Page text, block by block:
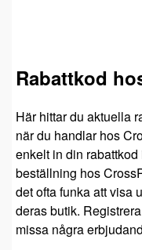
Rabattkod
Här hittar du aktuella
när du handlar hos
enkelt in din
beställning hos
det ofta funka att visa
deras butik.
missa några